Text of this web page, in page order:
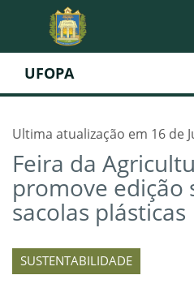
UFOPA
Ultima atualização em 16 de
Feira da
promove edição
sacolas plásticas
SUSTENTABILIDADE